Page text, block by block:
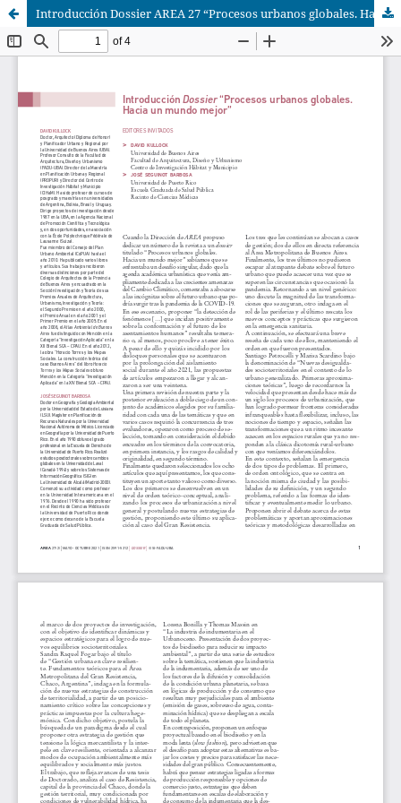
Introducción Dossier AREA 27 “Procesos urbanos globales. Hacia un mundo mejor”